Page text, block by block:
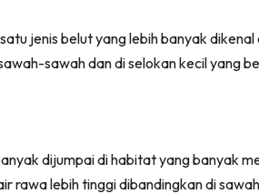
jenis belut yang lebih banyak
sawah dan di selokan kecil yang
dijumpai di habitat yang banyak
rawa lebih tinggi dibandingkan di